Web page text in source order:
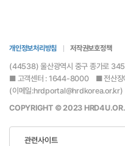
홍보센터
정기간행
카드뉴스
포토자료
고객참여
개인정보처리방침 저작권보호정책
(44538) 울산광역시 중구 종가로
■ 고객센터 : 1644-8000 ■ 전산장
(이메일:hrdportal@hrdkorea.or.kr)
COPYRIGHT © 2023